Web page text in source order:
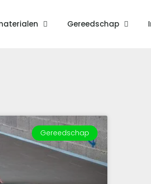
Gereedschap
Gereedschap